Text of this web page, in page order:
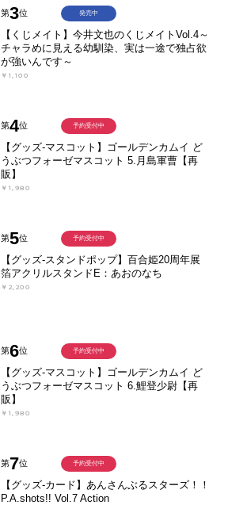
第3位
【くじメイト】今井文也のくじメイトVol.4～
チャラめに見える幼馴染、実は一途で独占欲
が強いんです～
￥1,100
発売中
第4位
【グッズ-マスコット】ゴールデンカムイ ど
うぶつフォーゼマスコット 5.月島軍曹【再
販】
￥1,980
予約受付中
第5位
【グッズ-スタンドポップ】百合姫20周年展
箔アクリルスタンドE：あおのなち
￥2,200
予約受付中
第6位
【グッズ-マスコット】ゴールデンカムイ ど
うぶつフォーゼマスコット 6.鯉登少尉【再
販】
￥1,980
予約受付中
第7位
【グッズ-カード】あんさんぶるスターズ！！
P.A.shots!! Vol.7 Action
予約受付中